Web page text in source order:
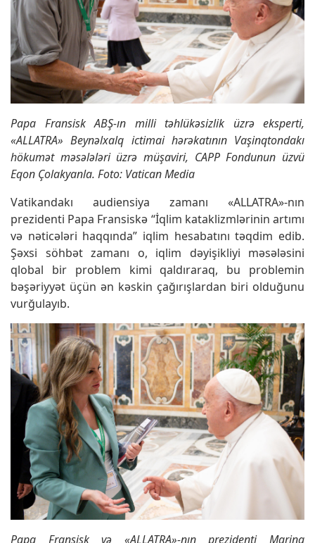
Papa Fransisk ABŞ-ın milli təhlükəsizlik üzrə eksperti,
«ALLATRA» Beynəlxalq ictimai hərəkatının Vaşinqtondakı
hökumət məsələləri üzrə müşaviri, CAPP Fondunun üzvü
Eqon Çolakyanla. Foto: Vatican Media
Vatikandakı audiensiya zamanı «ALLATRA»-nın
prezidenti Papa Fransiskə “İqlim kataklizmlərinin artımı
və nəticələri haqqında” iqlim hesabatını təqdim edib.
Şəxsi söhbət zamanı o, iqlim dəyişikliyi məsələsini
qlobal bir problem kimi qaldıraraq, bu problemin
bəşəriyyət üçün ən kəskin çağırışlardan biri olduğunu
vurğulayıb.
Papa Fransisk və «ALLATRA»-nın prezidenti Marina